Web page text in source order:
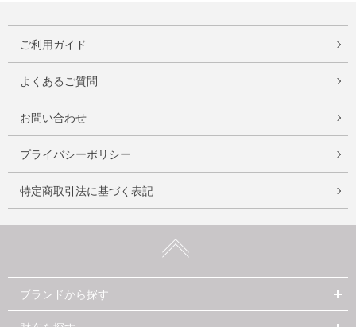
ご利用ガイド
よくあるご質問
お問い合わせ
プライバシーポリシー
特定商取引法に基づく表記
ブランドから探す